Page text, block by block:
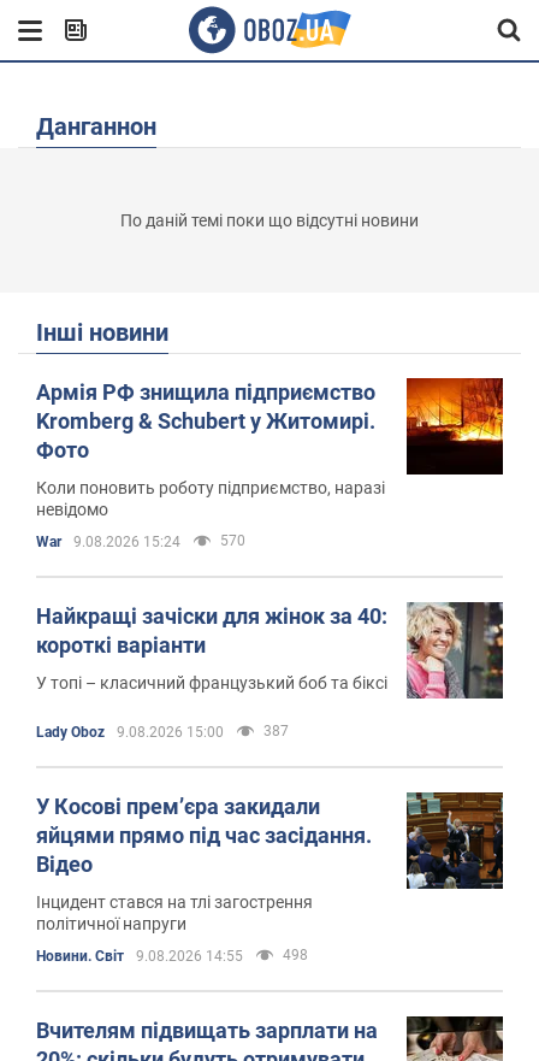
Данганнон
По даній темі поки що відсутні новини
Інші новини
Армія РФ знищила підприємство
Kromberg & Schubert у Житомирі.
Фото
Коли поновить роботу підприємство, наразі
невідомо
War 9.08.2026 15:24 570
Найкращі зачіски для жінок за 40:
короткі варіанти
У топі – класичний французький боб та біксі
Lady Oboz 9.08.2026 15:00 387
У Косові прем’єра закидали
яйцями прямо під час засідання.
Відео
Інцидент стався на тлі загострення
політичної напруги
Новини. Світ 9.08.2026 14:55 498
Вчителям підвищать зарплати на